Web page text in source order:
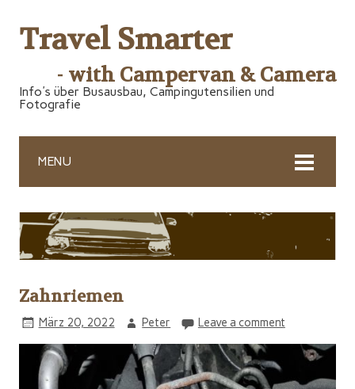
Travel Smarter
- with Campervan & Camera
Info's über Busausbau, Campingutensilien und
Fotografie
MENU
Zahnriemen
März 20, 2022 Peter Leave a comment